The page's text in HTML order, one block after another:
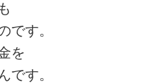
です。
を
です。